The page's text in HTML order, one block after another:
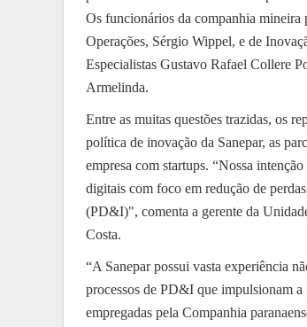
Os funcionários da companhia
Operações, Sérgio Wippel, e de
Especialistas Gustavo Rafael Collere
Armelinda.
Entre as muitas questões trazidas, os
política de inovação da Sanepar, as
empresa com startups. “Nossa
digitais com foco em redução de
(PD&I)", comenta a gerente da
Costa.
“A Sanepar possui vasta experiência
processos de PD&I que impulsionam
empregadas pela Companhia